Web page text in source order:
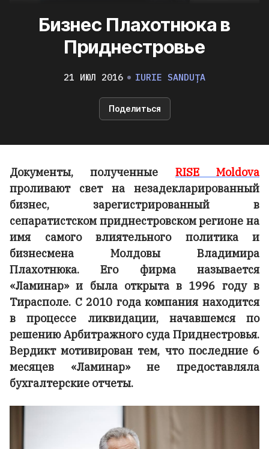
Бизнес Плахотнюка в
Приднестровье
21 ИЮЛ 2016 IURIE SANDUȚA
Поделиться
Документы, полученные RISE Moldova
проливают свет на незадекларированный
бизнес, зарегистрированный в
сепаратистском приднестровском регионе на
имя самого влиятельного политика и
бизнесмена Молдовы Владимира
Плахотнюка. Его фирма называется
«Ламинар» и была открыта в 1996 году в
Тирасполе. С 2010 года компания находится
в процессе ликвидации, начавшемся по
решению Арбитражного суда Приднестровья.
Вердикт мотивирован тем, что последние 6
месяцев «Ламинар» не предоставляла
бухгалтерские отчеты.